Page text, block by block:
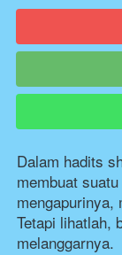
Dalam hadits
membuat
mengapurinya,
Tetapi lihatlah,
melanggarnya.